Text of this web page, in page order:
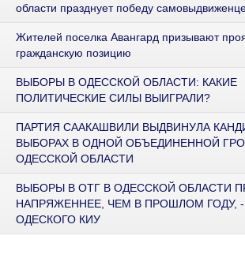
области празднует победу
Жителей поселка Авангард призывают
гражданскую позицию
ВЫБОРЫ В ОДЕССКОЙ ОБЛАСТИ: КАКИЕ
ПОЛИТИЧЕСКИЕ СИЛЫ ВЫИГРАЛИ?
ПАРТИЯ СААКАШВИЛИ ВЫДВИНУЛА
ВЫБОРАХ В ОДНОЙ ОБЪЕДИНЕННОЙ
ОДЕССКОЙ ОБЛАСТИ
ВЫБОРЫ В ОТГ В ОДЕССКОЙ ОБЛАСТИ
НАПРЯЖЕННЕЕ, ЧЕМ В ПРОШЛОМ ГОДУ, -
ОДЕСКОГО КИУ